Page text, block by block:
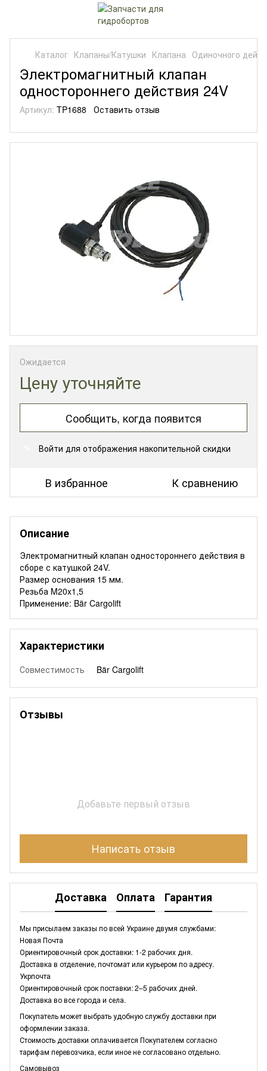
Каталог Клапаны/Катушки Клапана Одиночного
Электромагнитный клапан
одностороннего действия 24V
Артикул: TP1688 Оставить отзыв
Ожидается
Цену уточняйте
Сообщить, когда появится
Войти для отображения накопительной скидки
В избранное К сравнению
Описание
Электромагнитный клапан одностороннего действия в
сборе с катушкой 24V.
Размер основания 15 мм.
Резьба M20x1,5
Применение: Bär Cargolift
Характеристики
Совместимость Bär Cargolift
Отзывы
Добавьте первый отзыв
Написать отзыв
Доставка Оплата Гарантия
Мы присылаем заказы по всей Украине двумя службами:
Новая Почта
Ориентировочный срок доставки: 1-2 рабочих дня.
Доставка в отделение, почтомат или курьером по адресу.
Укрпочта
Ориентировочный срок поставки: 2–5 рабочих дней.
Доставка во все города и села.
Покупатель может выбрать удобную службу доставки при
оформлении заказа.
Стоимость доставки оплачивается Покупателем согласно
тарифам перевозчика, если иное не согласовано отдельно.
Самовывоз